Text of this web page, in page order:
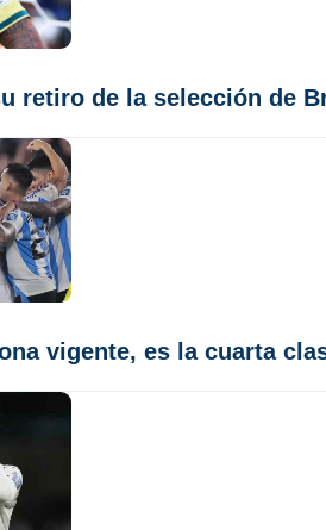
retiro de la selección de
vigente, es la cuarta